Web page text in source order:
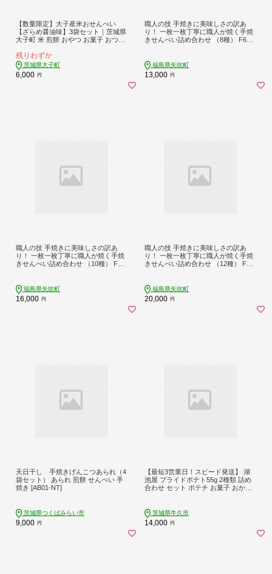
【数量限定】大子産米おせんべい
【ざらめ醤油味】3袋セット｜茨城県
大子町 米 煎餅 おやつ お菓子 おつま
残りわずか
茨城県大子町
6,000 円
職人の技 手焼きに美味しさの訳あ
り！ 一枚一枚丁寧に職人が焼く手焼
きせんべい詰め合わせ （8種） F6U-
福島県矢吹町
13,000 円
職人の技 手焼きに美味しさの訳あ
り！ 一枚一枚丁寧に職人が焼く手焼
きせんべい詰め合わせ （10種） F6U
福島県矢吹町
16,000 円
職人の技 手焼きに美味しさの訳あ
り！ 一枚一枚丁寧に職人が焼く手焼
きせんべい詰め合わせ （12種） F6U
福島県矢吹町
20,000 円
天日干し 手焼きげんこつあられ（4
袋セット） あられ 煎餅 せんべい 手
焼き [AB01-NT]
茨城県つくばみらい市
9,000 円
【最短3営業日！スピード発送】 湖
池屋 プライドポテト55g 2種類 詰め
合わせ セット ポテチ お菓子 おかし
茨城県牛久市
14,000 円